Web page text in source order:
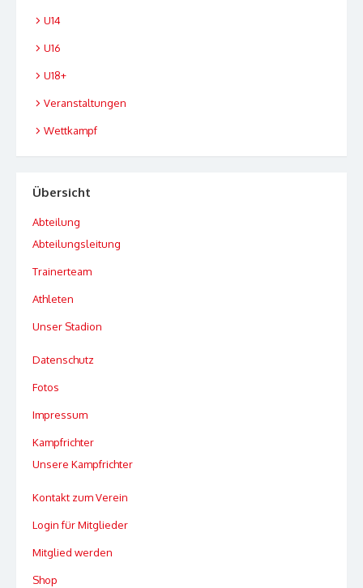
U14
U16
U18+
Veranstaltungen
Wettkampf
Übersicht
Abteilung
Abteilungsleitung
Trainerteam
Athleten
Unser Stadion
Datenschutz
Fotos
Impressum
Kampfrichter
Unsere Kampfrichter
Kontakt zum Verein
Login für Mitglieder
Mitglied werden
Shop